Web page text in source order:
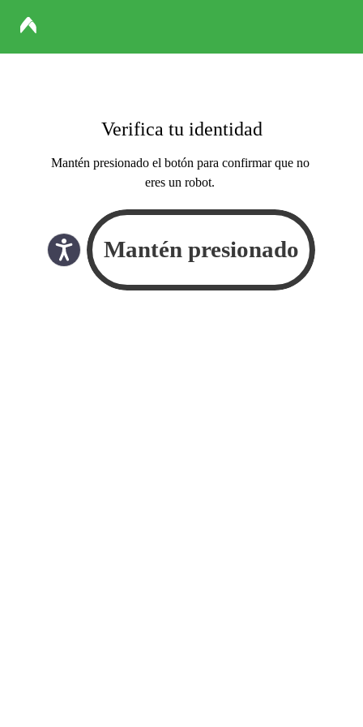
Verifica tu identidad
Mantén presionado el botón para confirmar que no
eres un robot.